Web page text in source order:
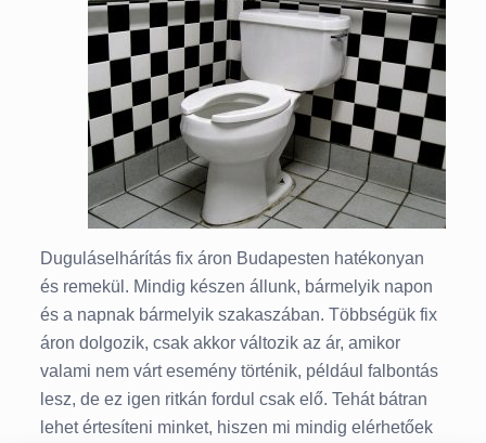
Duguláselhárítás fix áron Budapesten hatékonyan
és remekül. Mindig készen állunk, bármelyik napon
és a napnak bármelyik szakaszában. Többségük fix
áron dolgozik, csak akkor változik az ár, amikor
valami nem várt esemény történik, például falbontás
lesz, de ez igen ritkán fordul csak elő. Tehát bátran
lehet értesíteni minket, hiszen mi mindig elérhetőek